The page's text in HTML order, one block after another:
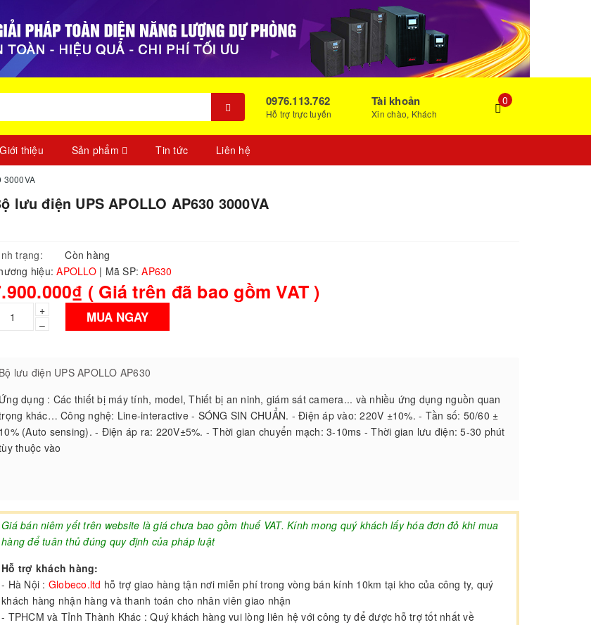
0976.113.762
Hỗ trợ trực tuyến
Tài khoản
Xin chào, Khách
0
Giới thiệu Sản phẩm Tin tức Liên hệ
3000VA
lưu điện UPS APOLLO AP630 3000VA
trạng:
Còn hàng
hiệu:APOLLO | Mã SP:AP630
( Giá trên đã bao gồm VAT )
+
–
MUA NGAY
Bộ lưu điện UPS APOLLO AP630
Ứng dụng : Các thiết bị máy tính, model, Thiết bị an ninh, giám sát camera... và nhiều ứng dụng nguồn quan
khác… Công nghệ: Line-interactive - SÓNG SIN CHUẨN. - Điện áp vào: 220V ±10%. - Tần số: 50/60 ±
10% (Auto sensing). - Điện áp ra: 220V±5%. - Thời gian chuyển mạch: 3-10ms - Thời gian lưu điện: 5-30 phút
thuộc vào
Giá bán niêm yết trên website là giá chưa bao gồm thuế VAT. Kính mong quý khách lấy hóa đơn đỏ khi mua
hàng để tuân thủ đúng quy định của pháp luật
Hỗ trợ khách hàng:
- Hà Nội : Globeco.ltd hỗ trợ giao hàng tận nơi miễn phí trong vòng bán kính 10km tại kho của công ty, quý
khách hàng nhận hàng và thanh toán cho nhân viên giao nhận
- TPHCM và Tỉnh Thành Khác : Quý khách hàng vui lòng liên hệ với công ty để được hỗ trợ tốt nhất về